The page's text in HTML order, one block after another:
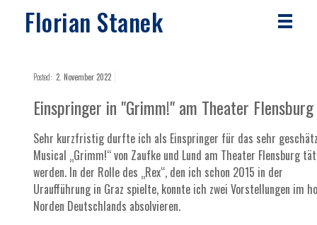
Florian Stanek
Posted: 2. November 2022
Einspringer in "Grimm!" am Theater Flensburg
Sehr kurzfristig durfte ich als Einspringer für das sehr
Musical „Grimm!“ von Zaufke und Lund am Theater Flensburg
werden. In der Rolle des „Rex“, den ich schon 2015 in der
Uraufführung in Graz spielte, konnte ich zwei Vorstellungen im
Norden Deutschlands absolvieren.